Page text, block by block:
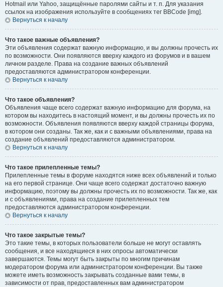
Hotmail или Yahoo, защищённые паролями сайты и т. п. Для указания
ссылок на изображения используйте в сообщениях тег BBCode [img].
Вернуться к началу
Что такое важные объявления?
Эти объявления содержат важную информацию, и вы должны прочесть их
по возможности. Они появляются вверху каждого из форумов и в вашем
личном разделе. Права на создание важных объявлений
предоставляются администратором конференции.
Вернуться к началу
Что такое объявления?
Объявления чаще всего содержат важную информацию для форума, на
котором вы находитесь в настоящий момент, и вы должны прочесть их по
возможности. Объявления появляются вверху каждой страницы форума,
в котором они созданы. Так же, как и с важными объявлениями, права на
создание объявлений предоставляются администратором.
Вернуться к началу
Что такое прилепленные темы?
Прилепленные темы в форуме находятся ниже всех объявлений и только
на его первой странице. Они чаще всего содержат достаточно важную
информацию, поэтому вы должны прочесть их по возможности. Так же, как
и с объявлениями, права на создание прилепленных тем
предоставляются администратором конференции.
Вернуться к началу
Что такое закрытые темы?
Это такие темы, в которых пользователи больше не могут оставлять
сообщения, и все находящиеся в них опросы автоматически
завершаются. Темы могут быть закрыты по многим причинам
модератором форума или администратором конференции. Вы также
можете иметь возможность закрывать созданные вами темы, в
зависимости от прав, предоставленных вам администратором